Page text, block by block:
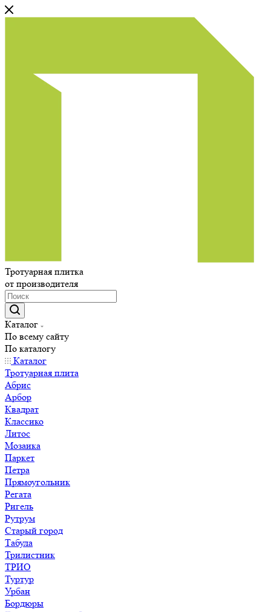
Тротуарная плитка
от производителя
Каталог
По всему сайту
По каталогу
Каталог
Тротуарная плита
Абрис
Арбор
Квадрат
Классико
Литос
Мозаика
Паркет
Петра
Прямоугольник
Регата
Ригель
Рутрум
Старый город
Табула
Трилистник
ТРИО
Туртур
Урбан
Бордюры